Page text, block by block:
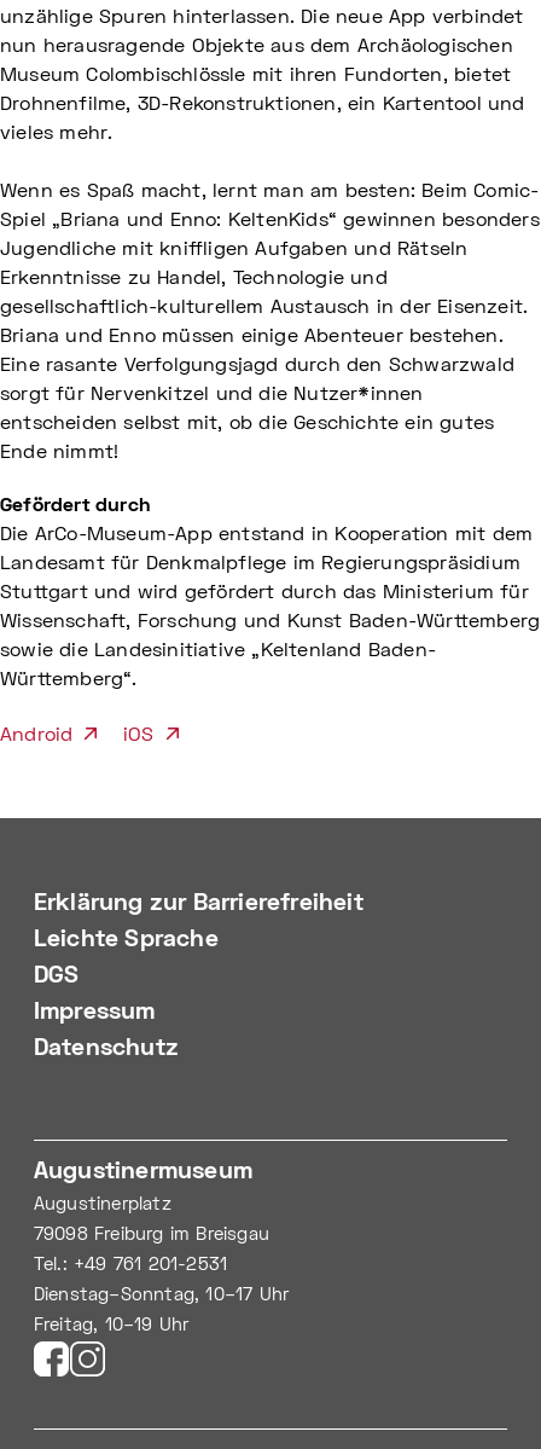
unzählige Spuren hinterlassen. Die neue App verbindet
nun herausragende Objekte aus dem Archäologischen
Museum Colombischlössle mit ihren Fundorten, bietet
Drohnenfilme, 3D-Rekonstruktionen, ein Kartentool und
vieles mehr.
Wenn es Spaß macht, lernt man am besten: Beim Comic-
Spiel „Briana und Enno: KeltenKids“ gewinnen besonders
Jugendliche mit kniffligen Aufgaben und Rätseln
Erkenntnisse zu Handel, Technologie und
gesellschaftlich-kulturellem Austausch in der Eisenzeit.
Briana und Enno müssen einige Abenteuer bestehen.
Eine rasante Verfolgungsjagd durch den Schwarzwald
sorgt für Nervenkitzel und die Nutzer*innen
entscheiden selbst mit, ob die Geschichte ein gutes
Ende nimmt!
Gefördert durch
Die ArCo-Museum-App entstand in Kooperation mit dem
Landesamt für Denkmalpflege im Regierungspräsidium
Stuttgart und wird gefördert durch das Ministerium für
Wissenschaft, Forschung und Kunst Baden-Württemberg
sowie die Landesinitiative „Keltenland Baden-
Württemberg“.
Android iOS
Erklärung zur Barrierefreiheit
Leichte Sprache
DGS
Impressum
Datenschutz
Augustinermuseum
Augustinerplatz
79098 Freiburg im Breisgau
Tel.: +49 761 201-2531
Dienstag–Sonntag, 10–17 Uhr
Freitag, 10–19 Uhr